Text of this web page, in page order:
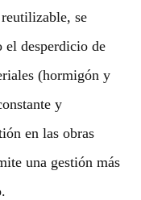
se
el desperdicio de
(hormigón y
y
en las obras
una gestión más